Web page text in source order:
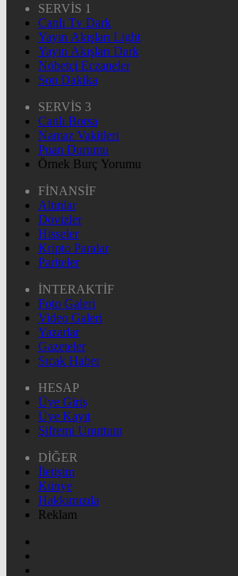
SERVİS 1
Canlı Tv Dark
Yayın Akışları Light
Yayın Akışları Dark
Nöbetçi Eczaneler
Son Dakika
SERVİS 3
Canlı Borsa
Namaz Vakitleri
Puan Durumu
Örnek Burç Yorumu
FİNANSİF
Altınlar
Dövizler
Hisseler
Kripto Paralar
Pariteler
İNTERAKTİF
Foto Galeri
Video Galeri
Yazarlar
Gazeteler
Sıcak Haber
HESAP
Üye Giriş
Üye Kayıt
Şifremi Unuttum
DİĞER
İletişim
Künye
Hakkımızda
Reklam